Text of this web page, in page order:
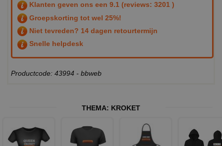
Klanten geven ons een 9.1 (reviews: 3201 )
Groepskorting tot wel 25%!
Niet tevreden? 14 dagen retourtermijn
Snelle helpdesk
Productcode: 43994 - bbweb
THEMA: KROKET